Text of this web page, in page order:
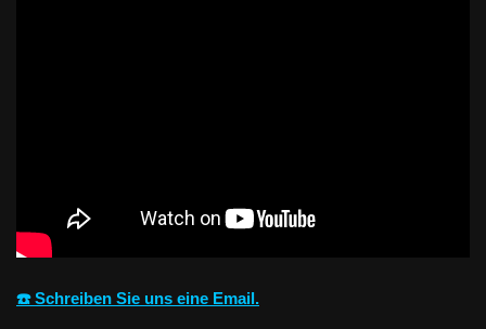
☎️ Schreiben Sie uns eine Email.